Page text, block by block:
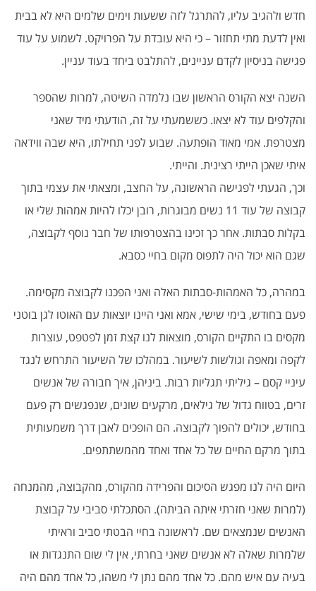
חדש ולהגיב עליו, להתרגל לזה ששעות וימים שלמים היא לא בבית
ואין לדעת מתי תחזור – כי היא עובדת על הפרויקט. לשמוע על עוד
פגישה בניסיון לקדם עניינים, להתלבט ביחד בעוד עניין.
השנה יצא הקורס הראשון שבו נלמדה השיטה, למרות שהספר
והקלפים עוד לא יצאו. כששמעתי על זה, הודעתי מיד שאני
מצטרפת. אמי מאוד הופתעה. שבוע לפני תחילתו, היא שבה ווידאה
איתי שאכן הייתי רצינית. והייתי.
וכך, הגעתי לפגישה הראשונה, על החצב, ומצאתי את עצמי בתוך
קבוצה של עוד 11 נשים מבוגרות, רובן יכלו להיות אמהות שלי או
בקלות סבתות. אחר כך זכינו בהצטרפותו של חבר נוסף לקבוצה,
שגם הוא יכול היה לתפוס מקום בחיי כסבא.
במהרה, כל האמהות-סבתות האלה ואני הפכנו לקבוצה מקסימה.
פעם בחודש, בימי שישי, אמא ואני היינו יוצאות עם האוטו לגן בוטני
מקסים בו התקיים הקורס, מוצאות לנו קצת זמן לפטפט, עוצרות
לקפה ומאפה וגולשות לשיעור. במהלכו של השיעור התרחש לנגד
עיניי קסם – גיליתי תגליות רבות. ביניהן, איך חבורה של אנשים
זרים, בטווח גדול של גילאים, מרקעים שונים, שנפגשים רק פעם
בחודש, יכולים להפוך לקבוצה. הם הופכים לאבן דרך משמעותית
בתוך מרקם החיים של כל אחד ואחד מהמשתתפים.
היום היה לנו מפגש הסיכום והפרידה מהקורס, מהקבוצה, מהמנחה
(למרות שאני חזרתי איתה הביתה). הסתכלתי סביבי על קבוצת
האנשים שנמצאים שם. לראשונה בחיי הבטתי סביב וראיתי
שלמרות שאלה לא אנשים שאני בחרתי, אין לי שום התנגדות או
בעיה עם איש מהם. כל אחד מהם נתן לי משהו, כל אחד מהם היה